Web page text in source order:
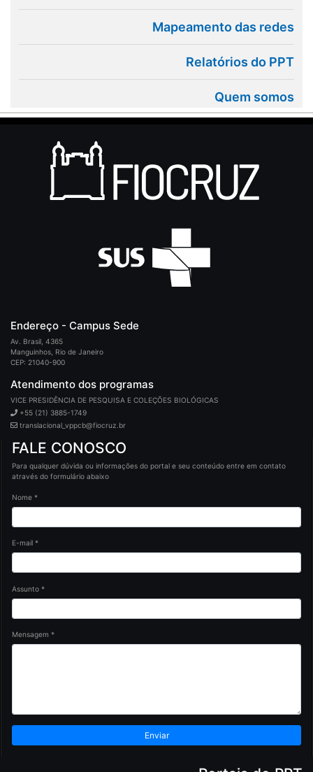
Mapeamento das redes
Relatórios do PPT
Quem somos
Endereço - Campus Sede
Av. Brasil, 4365
Manguinhos, Rio de Janeiro
CEP: 21040-900
Atendimento dos programas
VICE PRESIDÊNCIA DE PESQUISA E COLEÇÕES BIOLÓGICAS
+55 (21) 3885-1749
translacional_vppcb@fiocruz.br
FALE CONOSCO
Para qualquer dúvida ou informações do portal e seu conteúdo entre em contato
através do formulário abaixo
Nome *
E-mail *
Assunto *
Mensagem *